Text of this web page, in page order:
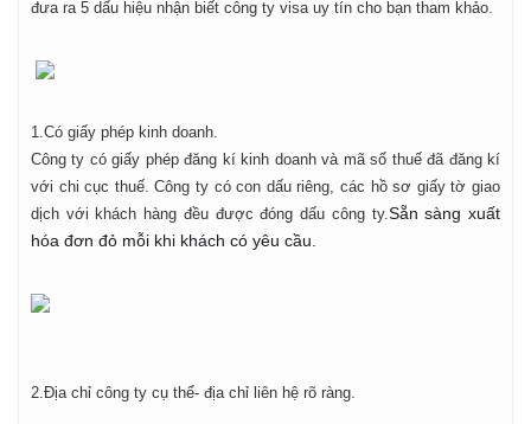
đưa ra 5 dấu hiệu nhận biết công ty visa uy tín cho bạn tham khảo.
1.Có giấy phép kinh doanh.
Công ty có giấy phép đăng kí kinh doanh và mã số thuế đã đăng kí
với chi cục thuế. Công ty có con dấu riêng, các hồ sơ giấy tờ giao
dịch với khách hàng đều được đóng dấu công ty. Sẵn sàng xuất
hóa đơn đỏ mỗi khi khách có yêu cầu.
2.Địa chỉ công ty cụ thể- địa chỉ liên hệ rõ ràng.